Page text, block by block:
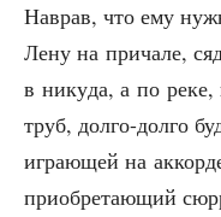
Наврав, что ему
Лену на при­ча­ле,
в нику­да, а по
труб, дол­го-дол­го
игра­ю­щей на
при­об­ре­та­ю­щий